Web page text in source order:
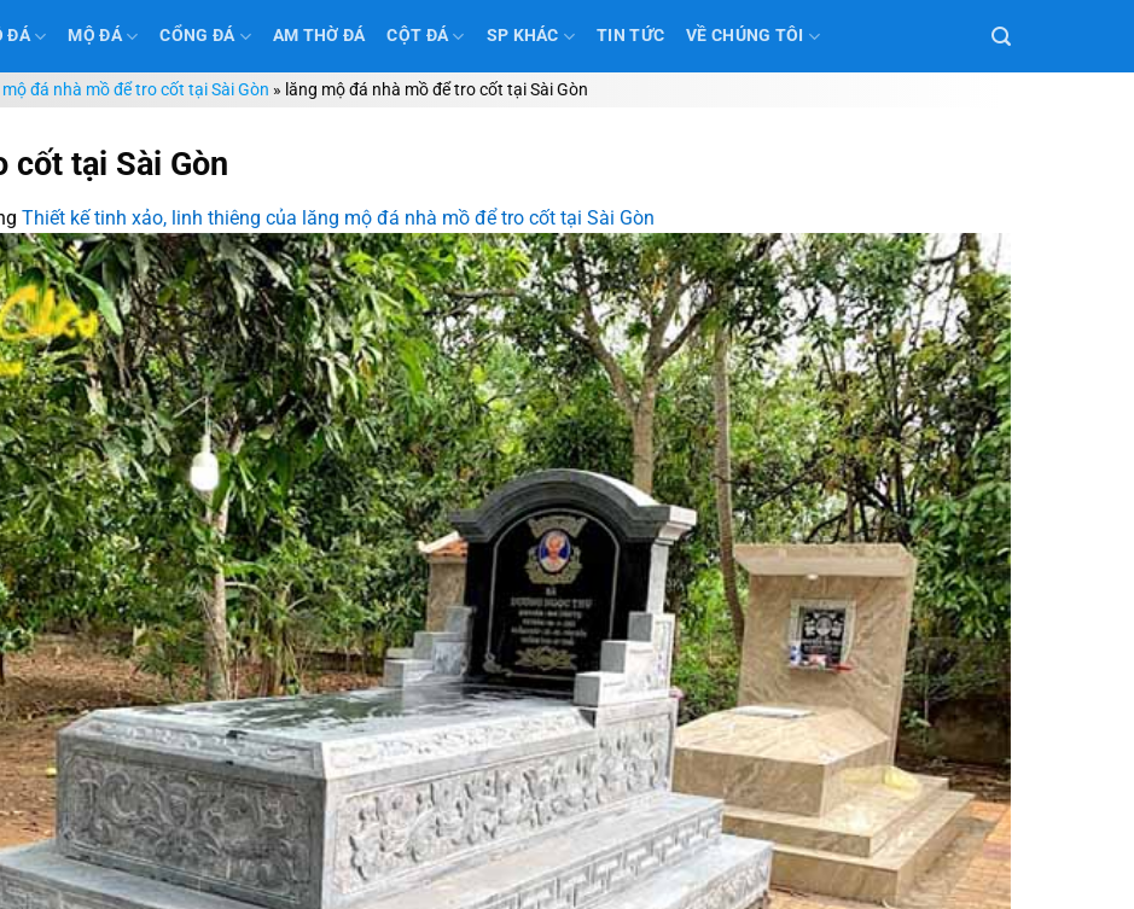
ĐÁ MỘ ĐÁ CỔNG ĐÁ AM THỜ ĐÁ CỘT ĐÁ SP KHÁC TIN TỨC VỀ CHÚNG TÔI
đá nhà mồ để tro cốt tại Sài Gòn » lăng mộ đá nhà mồ để tro cốt tại Sài Gòn
cốt tại Sài Gòn
Thiết kế tinh xảo, linh thiêng của lăng mộ đá nhà mồ để tro cốt tại Sài Gòn